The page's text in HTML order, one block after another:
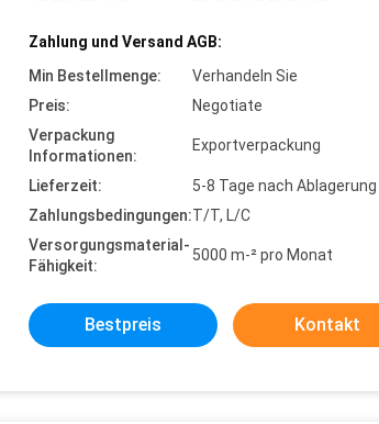
Zahlung und Versand AGB:
Min Bestellmenge:
Verhandeln Sie
Preis:
Negotiate
Verpackung
Informationen:
Exportverpackung
Lieferzeit:
5-8 Tage nach Ablagerung
Zahlungsbedingungen:T/T, L/C
Versorgungsmaterial-
Fähigkeit:
5000 m-² pro Monat
Bestpreis Kontakt